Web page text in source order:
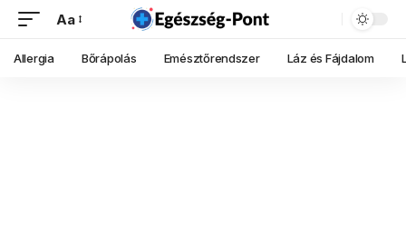
Aa
Allergia Bőrápolás Emésztőrendszer Láz és Fájdalom